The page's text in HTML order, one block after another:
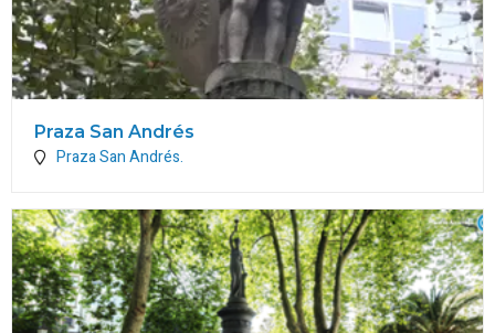
Praza San Andrés
Praza San Andrés.